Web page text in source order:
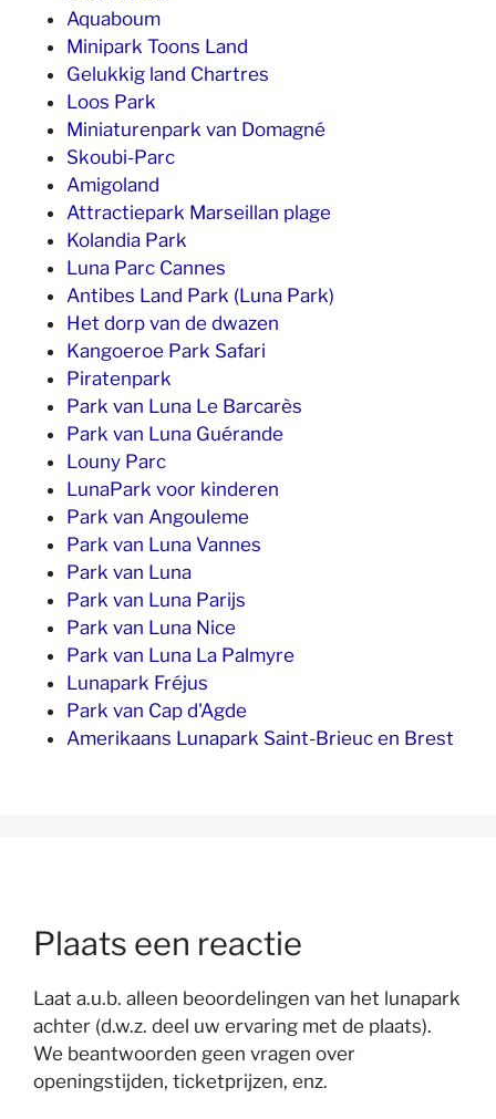
Aquaboum
Minipark Toons Land
Gelukkig land Chartres
Loos Park
Miniaturenpark van Domagné
Skoubi-Parc
Amigoland
Attractiepark Marseillan plage
Kolandia Park
Luna Parc Cannes
Antibes Land Park (Luna Park)
Het dorp van de dwazen
Kangoeroe Park Safari
Piratenpark
Park van Luna Le Barcarès
Park van Luna Guérande
Louny Parc
LunaPark voor kinderen
Park van Angouleme
Park van Luna Vannes
Park van Luna
Park van Luna Parijs
Park van Luna Nice
Park van Luna La Palmyre
Lunapark Fréjus
Park van Cap d'Agde
Amerikaans Lunapark Saint-Brieuc en Brest
Plaats een reactie
Laat a.u.b. alleen beoordelingen van het lunapark
achter (d.w.z. deel uw ervaring met de plaats).
We beantwoorden geen vragen over
openingstijden, ticketprijzen, enz.